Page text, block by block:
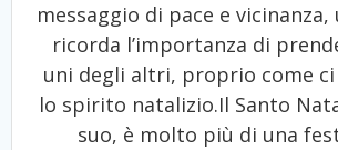
messaggio di pace e vicinanza,
ricorda l’importanza di
uni degli altri, proprio come
lo spirito natalizio.Il Santo
suo, è molto più di una